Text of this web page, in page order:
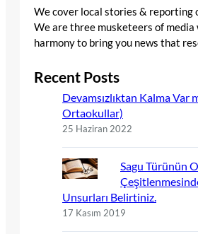
We cover local stories & reporting
We are three musketeers of
harmony to bring you news that
Recent Posts
Devamsızlıktan Kalma Var
Ortaokullar)
25 Haziran 2022
Sagu Türünün
Unsurları Belirtiniz.
17 Kasım 2019